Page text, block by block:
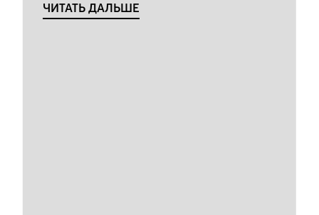
ЧИТАТЬ ДАЛЬШЕ